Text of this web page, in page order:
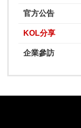
官方公告
KOL分享
企業參訪